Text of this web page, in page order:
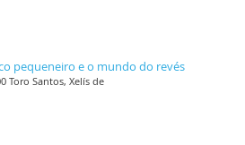
pequeneiro e o mundo do revés
Toro Santos, Xelís de